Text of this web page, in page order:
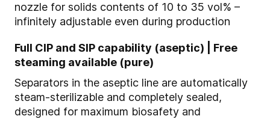
nozzle for solids contents of 10 to 35 vol% –
infinitely adjustable even during production
Full CIP and SIP capability (aseptic) | Free
steaming available (pure)
Separators in the aseptic line are automatically
steam-sterilizable and completely sealed,
designed for maximum biosafety and